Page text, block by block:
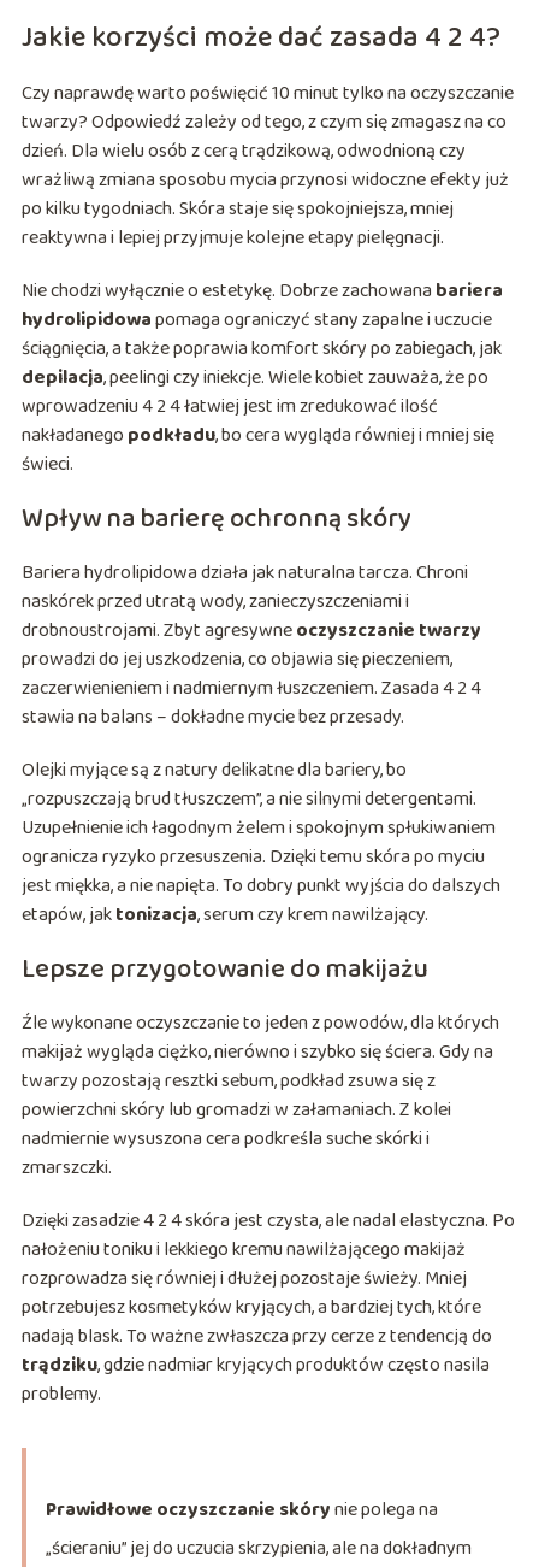
Jakie korzyści może dać zasada 4 2 4?
Czy naprawdę warto poświęcić 10 minut tylko na oczyszczanie
twarzy? Odpowiedź zależy od tego, z czym się zmagasz na co
dzień. Dla wielu osób z cerą trądzikową, odwodnioną czy
wrażliwą zmiana sposobu mycia przynosi widoczne efekty już
po kilku tygodniach. Skóra staje się spokojniejsza, mniej
reaktywna i lepiej przyjmuje kolejne etapy pielęgnacji.
Nie chodzi wyłącznie o estetykę. Dobrze zachowana bariera
hydrolipidowapomaga ograniczyć stany zapalne i uczucie
ściągnięcia, a także poprawia komfort skóry po zabiegach, jak
depilacja, peelingi czy iniekcje. Wiele kobiet zauważa, że po
wprowadzeniu 4 2 4 łatwiej jest im zredukować ilość
nakładanego podkładu, bo cera wygląda równiej i mniej się
świeci.
Wpływ na barierę ochronną skóry
Bariera hydrolipidowa działa jak naturalna tarcza. Chroni
naskórek przed utratą wody, zanieczyszczeniami i
drobnoustrojami. Zbyt agresywneoczyszczanie twarzy
prowadzi do jej uszkodzenia, co objawia się pieczeniem,
zaczerwienieniem i nadmiernym łuszczeniem. Zasada 4 2 4
stawia na balans – dokładne mycie bez przesady.
Olejki myjące są z natury delikatne dla bariery, bo
„rozpuszczają brud tłuszczem”, a nie silnymi detergentami.
Uzupełnienie ich łagodnym żelem i spokojnym spłukiwaniem
ogranicza ryzyko przesuszenia. Dzięki temu skóra po myciu
jest miękka, a nie napięta. To dobry punkt wyjścia do dalszych
etapów, jaktonizacja, serum czy krem nawilżający.
Lepsze przygotowanie do makijażu
Źle wykonane oczyszczanie to jeden z powodów, dla których
makijaż wygląda ciężko, nierówno i szybko się ściera. Gdy na
twarzy pozostają resztki sebum, podkład zsuwa się z
powierzchni skóry lub gromadzi w załamaniach. Z kolei
nadmiernie wysuszona cera podkreśla suche skórki i
zmarszczki.
Dzięki zasadzie 4 2 4 skóra jest czysta, ale nadal elastyczna. Po
nałożeniu toniku i lekkiego kremu nawilżającego makijaż
rozprowadza się równiej i dłużej pozostaje świeży. Mniej
potrzebujesz kosmetyków kryjących, a bardziej tych, które
nadają blask. To ważne zwłaszcza przy cerze z tendencją do
trądziku, gdzie nadmiar kryjących produktów często nasila
problemy.
Prawidłowe oczyszczanie skórynie polega na
„ścieraniu” jej do uczucia skrzypienia, ale na dokładnym